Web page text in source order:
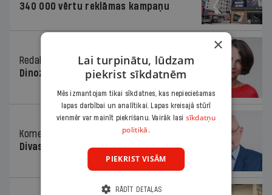
340 000 vērtu reklāmas kampaņu
Redaktores sleja 06.08.2026.
Dinozaura triks
Komentārs
Divas koalīcijas
×
Lai turpinātu, lūdzam
piekrist sīkdatnēm
Mēs izmantojam tikai sīkdatnes, kas nepieciešamas
lapas darbībai un analītikai. Lapas kreisajā stūrī
vienmēr var mainīt piekrišanu. Vairāk lasi sīkdatņu
politikā.
PIEKRIST VISĀM
RĀDĪT DETAĻAS